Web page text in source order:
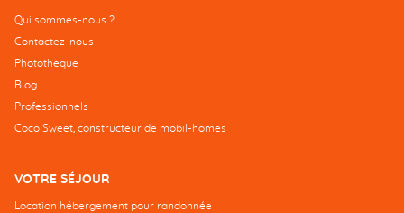
Qui sommes-nous ?
Contactez-nous
Photothèque
Blog
Professionnels
Coco Sweet, constructeur de mobil-homes
VOTRE SÉJOUR
Location hébergement pour randonnée